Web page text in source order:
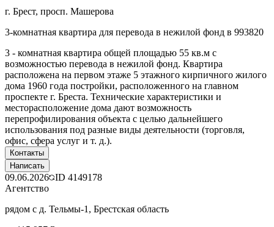
г. Брест, просп. Машерова
3-комнатная квартира для перевода в нежилой фонд в 993820
3 - комнатная квартира общей площадью 55 кв.м с
возможностью перевода в нежилой фонд. Квартира
расположена на первом этаже 5 этажного кирпичного жилого
дома 1960 года постройки, расположенного на главном
проспекте г. Бреста. Технические характеристики и
месторасположение дома дают возможность
перепрофилирования объекта с целью дальнейшего
использования под разные виды деятельности (торговля,
офис, сфера услуг и т. д.).
Контакты
Написать
09.06.2026 ID 4149178
Агентство
рядом с д. Тельмы-1, Брестская область